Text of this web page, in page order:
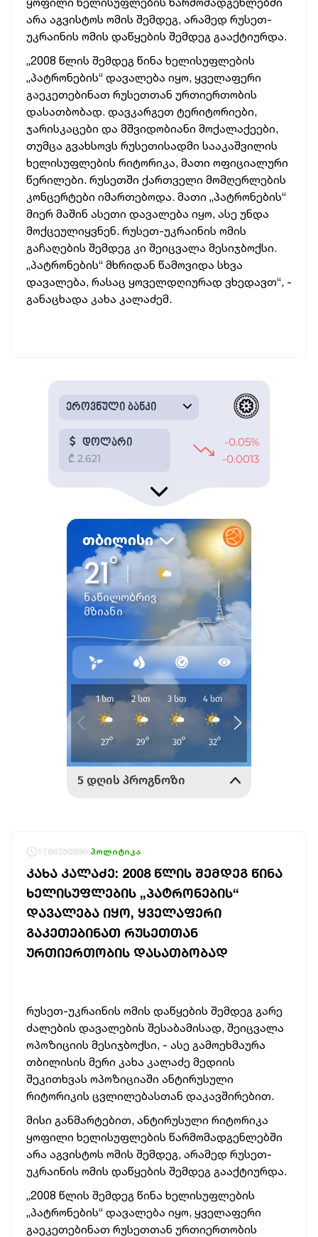
არა აგვისტოს ომის შემდეგ, არამედ რუსეთ-
უკრაინის ომის დაწყების შემდეგ გააქტიურდა.
„2008 წლის შემდეგ წინა ხელისუფლების
„პატრონების“ დავალება იყო, ყველაფერი
გაეკეთებინათ რუსეთთან ურთიერთობის
დასათბობად. დავკარგეთ ტერიტორიები,
ჯარისკაცები და მშვიდობიანი მოქალაქეები,
თუმცა გვახსოვს რუსეთისადმი სააკაშვილის
ხელისუფლების რიტორიკა, მათი ოფიციალური
წერილები. რუსეთში ქართველი მომღერლების
კონცერტები იმართებოდა. მათი „პატრონების“
მიერ მაშინ ასეთი დავალება იყო, ასე უნდა
მოქცეულიყვნენ. რუსეთ-უკრაინის ომის
გაჩაღების შემდეგ კი შეიცვალა მესიჯბოქსი.
„პატრონების“ მხრიდან წამოვიდა სხვა
დავალება, რასაც ყოველდღიურად ვხედავთ“, -
განაცხადა კახა კალაძემ.
1786350996 პოლიტიკა
ᲙᲐᲮᲐ ᲙᲐᲚᲐᲫᲔ: 2008 ᲬᲚᲘᲡ ᲨᲔᲛᲓᲔᲒ ᲬᲘᲜᲐ
ᲮᲔᲚᲘᲡᲣᲤᲚᲔᲑᲘᲡ „ᲞᲐᲢᲠᲝᲜᲔᲑᲘᲡ“
ᲓᲐᲕᲐᲚᲔᲑᲐ ᲘᲧᲝ, ᲧᲕᲔᲚᲐᲤᲔᲠᲘ
ᲒᲐᲙᲔᲗᲔᲑᲘᲜᲐᲗ ᲠᲣᲡᲔᲗᲗᲐᲜ
ᲣᲠᲗᲘᲔᲠᲗᲝᲑᲘᲡ ᲓᲐᲡᲐᲗᲑᲝᲑᲐᲓ
რუსეთ-უკრაინის ომის დაწყების შემდეგ გარე
ძალების დავალების შესაბამისად, შეიცვალა
ოპოზიციის მესიჯბოქსი, - ასე გამოეხმაურა
თბილისის მერი კახა კალაძე მედიის
შეკითხვას ოპოზიციაში ანტირუსული
რიტორიკის ცვლილებასთან დაკავშირებით.
მისი განმარტებით, ანტირუსული რიტორიკა
ყოფილი ხელისუფლების წარმომადგენლებში
არა აგვისტოს ომის შემდეგ, არამედ რუსეთ-
უკრაინის ომის დაწყების შემდეგ გააქტიურდა.
„2008 წლის შემდეგ წინა ხელისუფლების
„პატრონების“ დავალება იყო, ყველაფერი
გაეკეთებინათ რუსეთთან ურთიერთობის